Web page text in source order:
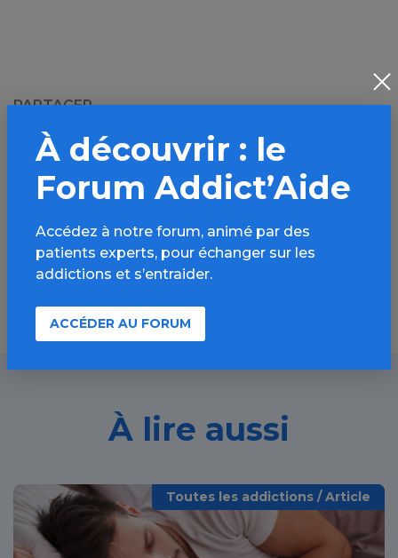
PARTAGER
Facebook X
LinkedIn Mail
À lire aussi
Toutes les addictions / Article
À découvrir : le
Forum Addict’Aide
Accédez à notre forum, animé par des
patients experts, pour échanger sur les
addictions et s’entraider.
ACCÉDER AU FORUM